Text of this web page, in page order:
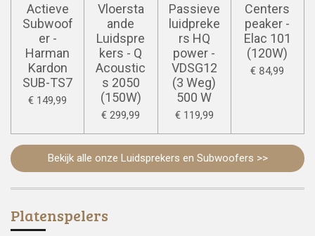
Actieve
Subwoof
er -
Harman
Kardon
SUB-TS7
€ 149,99
Vloersta
ande
Luidspre
kers - Q
Acoustic
s 2050
(150W)
€ 299,99
Passieve
luidpreke
rs HQ
power -
VDSG12
(3 Weg)
500 W
€ 119,99
Centers
peaker -
Elac 101
(120W)
€ 84,99
Bekijk alle onze Luidsprekers en Subwoofers >>
Platenspelers